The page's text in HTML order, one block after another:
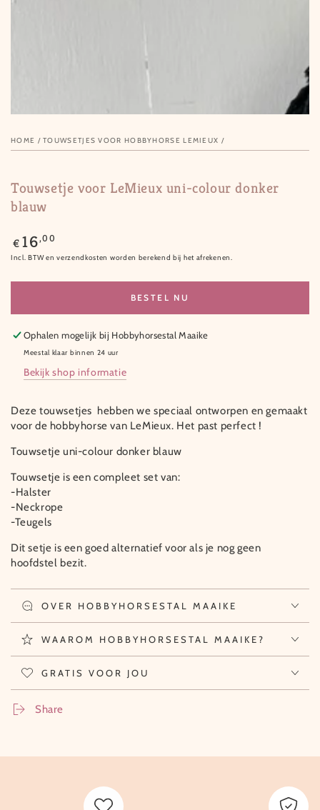
HOME / TOUWSETJES VOOR HOBBYHORSE LEMIEUX /
Touwsetje voor LeMieux uni-colour donker
blauw
Normale
prijs
€ 16,00
Incl. BTW en verzendkosten worden berekend bij het afrekenen.
BESTEL NU
Ophalen mogelijk bij Hobbyhorsestal Maaike
Meestal klaar binnen 24 uur
Bekijk shop informatie
Deze touwsetjes hebben we speciaal ontworpen en gemaakt
voor de hobbyhorse van LeMieux. Het past perfect !
Touwsetje uni-colour donker blauw
Touwsetje is een compleet set van:
-Halster
-Neckrope
-Teugels
Dit setje is een goed alternatief voor als je nog geen
hoofdstel bezit.
OVER HOBBYHORSESTAL MAAIKE
WAAROM HOBBYHORSESTAL MAAIKE?
GRATIS VOOR JOU
Share